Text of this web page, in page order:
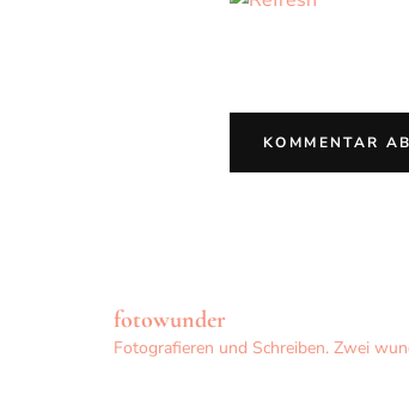
fotowunder
Fotografieren und Schreiben. Zwei